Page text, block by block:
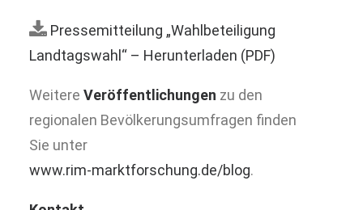
Pressemitteilung „Wahlbeteiligung
Landtagswahl“ – Herunterladen (PDF)
Weitere Veröffentlichungen zu den
regionalen Bevölkerungsumfragen finden
Sie unter
www.rim-marktforschung.de/blog.